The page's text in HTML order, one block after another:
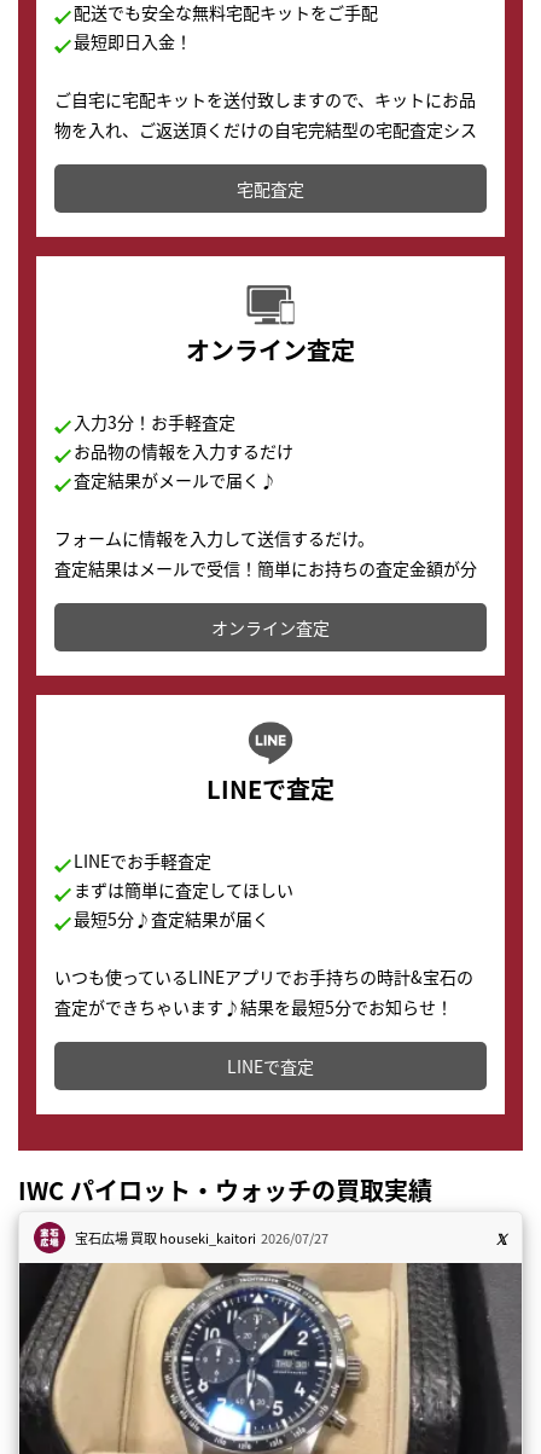
配送でも安全な無料宅配キットをご手配
最短即日入金！
ご自宅に宅配キットを送付致しますので、キットにお品
物を入れ、ご返送頂くだけの自宅完結型の宅配査定シス
テムです。
配送でも簡単&安全に査定・買取に出すことが可能で
す。
宅配査定
オンライン査定
入力3分！お手軽査定
お品物の情報を入力するだけ
査定結果がメールで届く♪
フォームに情報を入力して送信するだけ。
査定結果はメールで受信！簡単にお持ちの査定金額が分
かります。
オンライン査定
LINEで査定
LINEでお手軽査定
まずは簡単に査定してほしい
最短5分♪査定結果が届く
いつも使っているLINEアプリでお手持ちの時計&宝石の
査定ができちゃいます♪結果を最短5分でお知らせ！
どこからでもすぐに査定金額を知ることが出来ます。
LINEで査定
IWC パイロット・ウォッチの買取実績
宝石広場 買取houseki_kaitori 2026/07/27